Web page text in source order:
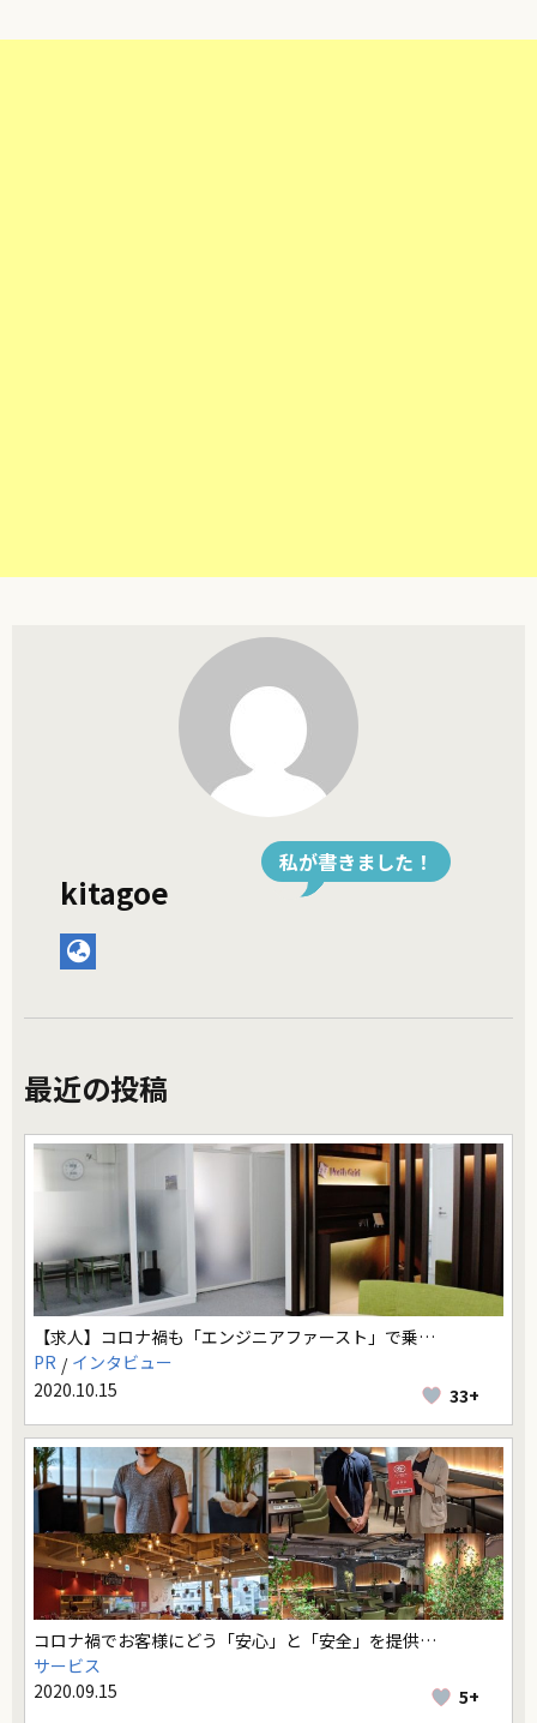
私が書きました！
kitagoe
最近の投稿
【求人】コロナ禍も「エンジニアファースト」で乗…
PR
インタビュー
2020.10.15
33+
コロナ禍でお客様にどう「安心」と「安全」を提供…
サービス
2020.09.15
5+